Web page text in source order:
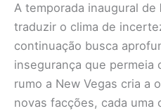
A temporada inaugural de
traduzir o clima de
continuação busca
insegurança que permeia
rumo a New Vegas cria a
novas facções, cada uma